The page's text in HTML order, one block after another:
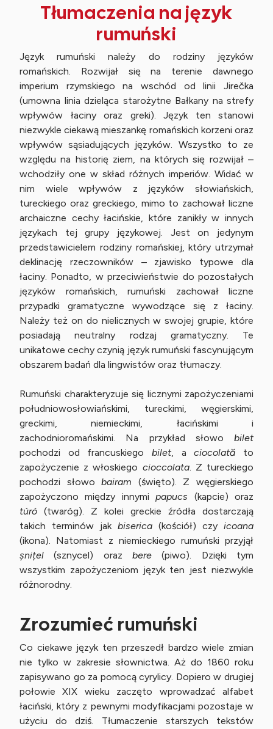
Tłumaczenia na język
rumuński
Język rumuński należy do rodziny języków
romańskich. Rozwijał się na terenie dawnego
imperium rzymskiego na wschód od linii Jirečka
(umowna linia dzieląca starożytne Bałkany na strefy
wpływów łaciny oraz greki). Język ten stanowi
niezwykle ciekawą mieszankę romańskich korzeni oraz
wpływów sąsiadujących języków. Wszystko to ze
względu na historię ziem, na których się rozwijał –
wchodziły one w skład różnych imperiów. Widać w
nim wiele wpływów z języków słowiańskich,
tureckiego oraz greckiego, mimo to zachował liczne
archaiczne cechy łacińskie, które zanikły w innych
językach tej grupy językowej. Jest on jedynym
przedstawicielem rodziny romańskiej, który utrzymał
deklinację rzeczowników – zjawisko typowe dla
łaciny. Ponadto, w przeciwieństwie do pozostałych
języków romańskich, rumuński zachował liczne
przypadki gramatyczne wywodzące się z łaciny.
Należy też on do nielicznych w swojej grupie, które
posiadają neutralny rodzaj gramatyczny. Te
unikatowe cechy czynią język rumuński fascynującym
obszarem badań dla lingwistów oraz tłumaczy.
Rumuński charakteryzuje się licznymi zapożyczeniami
południowosłowiańskimi, tureckimi, węgierskimi,
greckimi, niemieckimi, łacińskimi i
zachodnioromańskimi. Na przykład słowo bilet
pochodzi od francuskiego bilet, aciocolată to
zapożyczenie z włoskiego cioccolata. Z tureckiego
pochodzi słowobairam (święto). Z węgierskiego
zapożyczono między innymipapucs (kapcie) oraz
túró (twaróg). Z kolei greckie źródła dostarczają
takich terminów jak biserica (kościół) czy icoana
(ikona). Natomiast z niemieckiego rumuński przyjął
șnițel (sznycel) oraz bere (piwo). Dzięki tym
wszystkim zapożyczeniom język ten jest niezwykle
różnorodny.
Zrozumieć rumuński
Co ciekawe język ten przeszedł bardzo wiele zmian
nie tylko w zakresie słownictwa. Aż do 1860 roku
zapisywano go za pomocą cyrylicy. Dopiero w drugiej
połowie XIX wieku zaczęto wprowadzać alfabet
łaciński, który z pewnymi modyfikacjami pozostaje w
użyciu do dziś. Tłumaczenie starszych tekstów